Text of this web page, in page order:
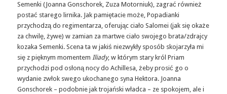
Semenki (Joanna Gonschorek, Zuza Motorniuk), zagrać również
postać starego lirnika. Jak pamiętacie może, Popadianki
przychodzą do regimentarza, oferując ciało Salomei (jak się okaże
za chwilę, żywe) w zamian za martwe ciało swojego brata/zdrajcy
kozaka Semenki. Scena ta w jakiś niezwykły sposób skojarzyła mi
się z pięknym momentem Iliady, w którym stary król Priam
przychodzi pod osłoną nocy do Achillesa, żeby prosić go o
wydanie zwłok swego ukochanego syna Hektora. Joanna
Gonschorek – podobnie jak trojański władca – ze spokojem, ale i